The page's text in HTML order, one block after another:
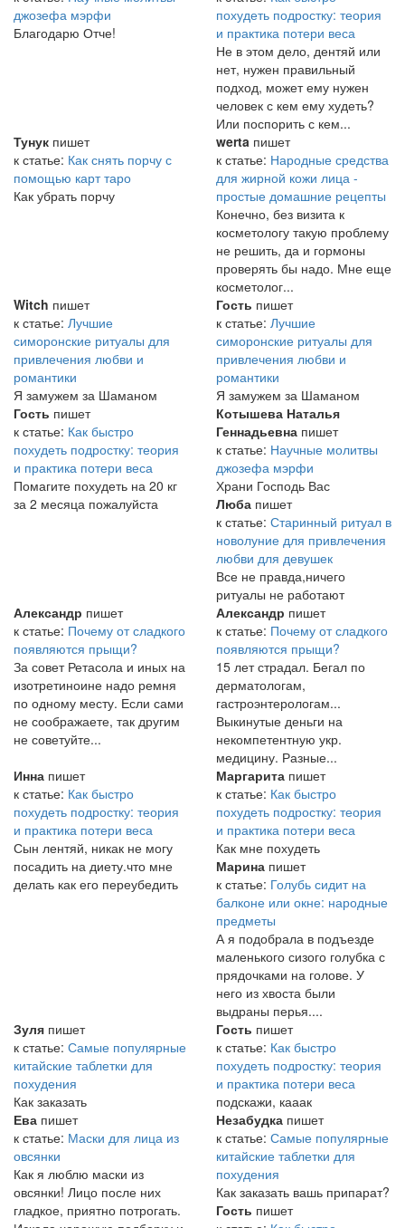
джозефа мэрфи
Благодарю Отче!
похудеть подростку: теория
и практика потери веса
Не в этом дело, дентяй или
нет, нужен правильный
подход, может ему нужен
человек с кем ему худеть?
Или поспорить с кем...
Тунук пишет
к статье: Как снять порчу с
помощью карт таро
Как убрать порчу
werta пишет
к статье: Народные средства
для жирной кожи лица -
простые домашние рецепты
Конечно, без визита к
косметологу такую проблему
не решить, да и гормоны
проверять бы надо. Мне еще
косметолог...
Witch пишет
к статье: Лучшие
симоронские ритуалы для
привлечения любви и
романтики
Я замужем за Шаманом
Гость пишет
к статье: Лучшие
симоронские ритуалы для
привлечения любви и
романтики
Я замужем за Шаманом
Гость пишет
к статье: Как быстро
похудеть подростку: теория
и практика потери веса
Помагите похудеть на 20 кг
за 2 месяца пожалуйста
Котышева Наталья
Геннадьевна пишет
к статье: Научные молитвы
джозефа мэрфи
Храни Господь Вас
Люба пишет
к статье: Старинный ритуал в
новолуние для привлечения
любви для девушек
Все не правда,ничего
ритуалы не работают
Александр пишет
к статье: Почему от сладкого
появляются прыщи?
За совет Ретасола и иных на
изотретиноине надо ремня
по одному месту. Если сами
не соображаете, так другим
не советуйте...
Александр пишет
к статье: Почему от сладкого
появляются прыщи?
15 лет страдал. Бегал по
дерматологам,
гастроэнтерологам...
Выкинутые деньги на
некомпетентную укр.
медицину. Разные...
Инна пишет
к статье: Как быстро
похудеть подростку: теория
и практика потери веса
Сын лентяй, никак не могу
посадить на диету.что мне
делать как его переубедить
Маргарита пишет
к статье: Как быстро
похудеть подростку: теория
и практика потери веса
Как мне похудеть
Марина пишет
к статье: Голубь сидит на
балконе или окне: народные
предметы
А я подобрала в подъезде
маленького сизого голубка с
прядочками на голове. У
него из хвоста были
выдраны перья....
Зуля пишет
к статье: Самые популярные
китайские таблетки для
похудения
Как заказать
Гость пишет
к статье: Как быстро
похудеть подростку: теория
и практика потери веса
подскажи, кааак
Ева пишет
к статье: Маски для лица из
овсянки
Как я люблю маски из
овсянки! Лицо после них
гладкое, приятно потрогать.
Незабудка пишет
к статье: Самые популярные
китайские таблетки для
похудения
Как заказать вашь припарат?
Гость пишет